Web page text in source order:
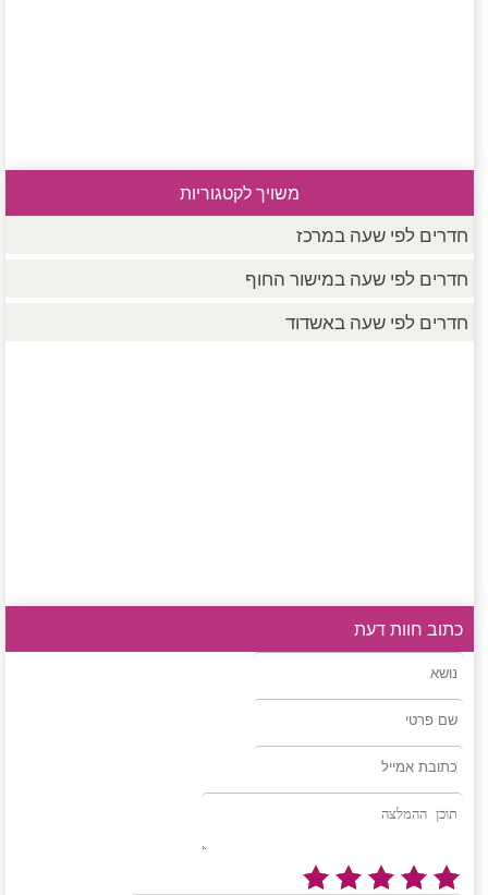
משויך לקטגוריות
חדרים לפי שעה במרכז
חדרים לפי שעה במישור החוף
חדרים לפי שעה באשדוד
כתוב חוות דעת